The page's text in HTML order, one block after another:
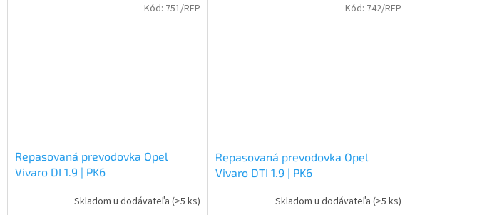
Repasovaná prevodovka Opel
Vivaro DI 1.9 | PK6
Skladom u dodávateľa (>5 ks)
Kód: 751/REP
Repasovaná prevodovka Opel
Vivaro DTI 1.9 | PK6
Skladom u dodávateľa (>5 ks)
Kód: 742/REP